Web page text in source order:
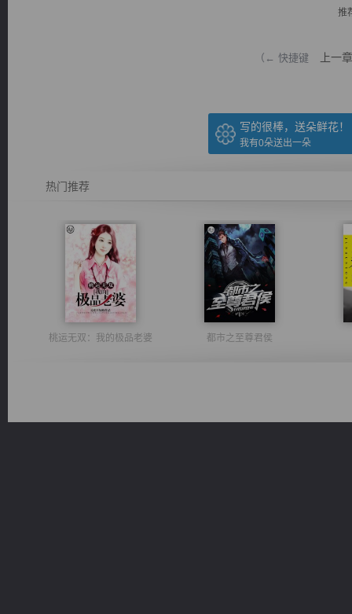
推
（← 快捷键 上一章
写的很棒，送朵鲜花！
我有0朵送出一朵
热门推荐
桃运无双：我的极品老婆 都市之至尊君侯